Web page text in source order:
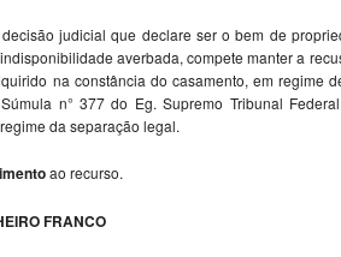
judicial que declare ser o bem de
averbada, compete manter a
na constância do casamento, em regime
n° 377 do Eg. Supremo Tribunal
da separação legal.
ao recurso.
FRANCO